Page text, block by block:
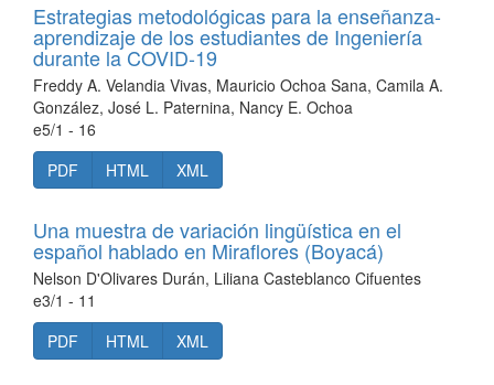
Estrategias metodológicas para la enseñanza-
aprendizaje de los estudiantes de Ingeniería
durante la COVID-19
Freddy A. Velandia Vivas, Mauricio Ochoa Sana, Camila A.
González, José L. Paternina, Nancy E. Ochoa
e5/1 - 16
PDF
HTML XML
Una muestra de variación lingüística en el
español hablado en Miraflores (Boyacá)
Nelson D'Olivares Durán, Liliana Casteblanco Cifuentes
e3/1 - 11
PDF
HTML XML